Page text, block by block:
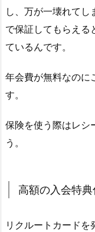
し、万が一壊れてし
で保証してもらえる
ているんです。
年会費が無料なのに
す。
保険を使う際はレシ
う。
高額の入会特
リクルートカード